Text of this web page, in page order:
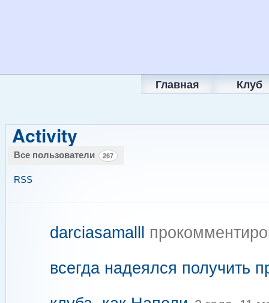
Главная Клуб
Activity
Все пользователи 267
RSS
darciasamalll
всегда надеялся получить